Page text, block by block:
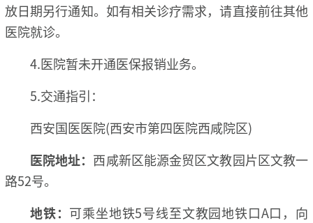
放日期另行通知。如有相关诊疗需求，请直接前往其他
医院就诊。
4.医院暂未开通医保报销业务。
5.交通指引：
西安国医医院(西安市第四医院西咸院区)
医院地址： 西咸新区能源金贸区文教园片区文教一
路52号。
地铁： 可乘坐地铁5号线至文教园地铁口A口，向